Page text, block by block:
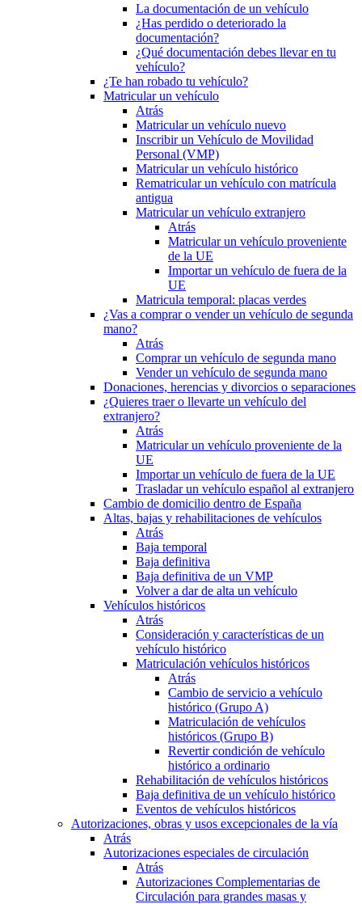
La documentación de un vehículo
¿Has perdido o deteriorado la
documentación?
¿Qué documentación debes llevar en tu
vehículo?
¿Te han robado tu vehículo?
Matricular un vehículo
Atrás
Matricular un vehículo nuevo
Inscribir un Vehículo de Movilidad
Personal (VMP)
Matricular un vehículo histórico
Rematricular un vehículo con matrícula
antigua
Matricular un vehículo extranjero
Atrás
Matricular un vehículo proveniente
de la UE
Importar un vehículo de fuera de la
UE
Matricula temporal: placas verdes
¿Vas a comprar o vender un vehículo de segunda
mano?
Atrás
Comprar un vehículo de segunda mano
Vender un vehículo de segunda mano
Donaciones, herencias y divorcios o separaciones
¿Quieres traer o llevarte un vehículo del
extranjero?
Atrás
Matricular un vehículo proveniente de la
UE
Importar un vehículo de fuera de la UE
Trasladar un vehículo español al extranjero
Cambio de domicilio dentro de España
Altas, bajas y rehabilitaciones de vehículos
Atrás
Baja temporal
Baja definitiva
Baja definitiva de un VMP
Volver a dar de alta un vehículo
Vehículos históricos
Atrás
Consideración y características de un
vehículo histórico
Matriculación vehículos históricos
Atrás
Cambio de servicio a vehículo
histórico (Grupo A)
Matriculación de vehículos
históricos (Grupo B)
Revertir condición de vehículo
histórico a ordinario
Rehabilitación de vehículos históricos
Baja definitiva de un vehículo histórico
Eventos de vehículos históricos
Autorizaciones, obras y usos excepcionales de la vía
Atrás
Autorizaciones especiales de circulación
Atrás
Autorizaciones Complementarias de
Circulación para grandes masas y